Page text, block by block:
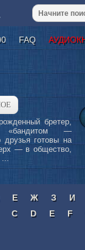
FAQ
бретер,
«бандитом —
готовы на
— в общество,
Е Ж З И
C D E F